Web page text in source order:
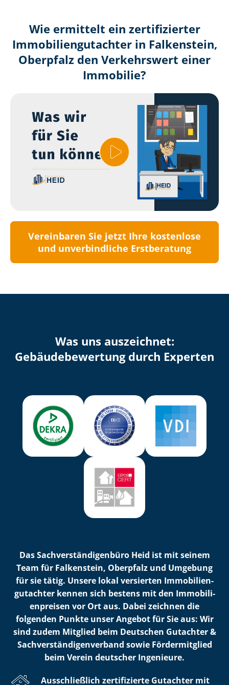
Wie ermittelt ein zertifizierter
Immobilien­gutachter in Falkenstein,
Oberpfalz den Verkehrswert einer
Immobilie?
Vereinbaren Sie jetzt Ihre kostenlose
und unverbindliche Erstberatung
Was uns auszeichnet:
Ge­bäu­de­be­wer­tung durch Experten
Das Sach­ver­stän­di­gen­bü­ro Heid ist mit seinem
Team für Falkenstein, Oberpfalz und Umgebung
für sie tätig. Unsere lokal versierten Im­mo­bi­li­en­
gut­ach­ter kennen sich bestens mit den Im­mo­bi­li­
en­prei­sen vor Ort aus. Dabei zeichnen die
folgenden Punkte unser Angebot für Sie aus: Wir
sind zudem Mitglied beim Deutschen Gutachter &
Sach­ver­stän­di­gen­ver­band sowie Fördermitglied
beim Verein deutscher Ingenieure.
Ausschließlich zertifizierte Gutachter mit